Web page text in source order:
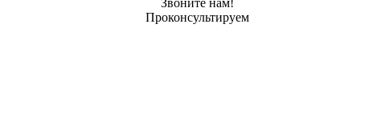
Звоните нам!
Проконсультируем